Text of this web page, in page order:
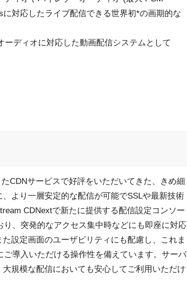
対応したライブ配信できる世界初*の画期的な
ディオに対応した動画配信システムとして
CDNサービスで好評をいただいてきた、きめ細
より一層安定的な配信が可能でSSLや最新技術
CDNextで新たに提供する配信設定コンソー
、突発的なアクセス集中時などにも即座に対応
設定画面のユーザビリティにも配慮し、これま
導入いただける操作性を備えています。サーバ
規模な配信においても安心してご利用いただけ